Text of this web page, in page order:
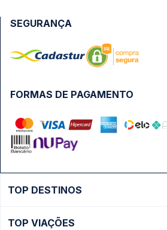
FORMAS DE PAGAMENTO
SEGURANÇA
TOP DESTINOS
TOP VIAÇÕES